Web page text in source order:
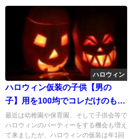
ハロウィン
ハロウィン仮装の子供【男の
子】用を100均でコレだけのもの
ができますよ!
最近は幼稚園や保育園、そして子供会等で
ハロウィンのパーティーをする機会も増え
て来ましたが、ハロウィンの仮装は年1回